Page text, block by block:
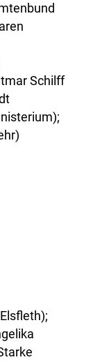
Schilff